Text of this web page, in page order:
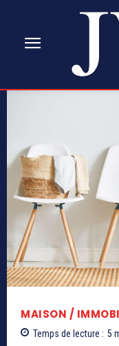
MAISON /
Temps de lecture : 5